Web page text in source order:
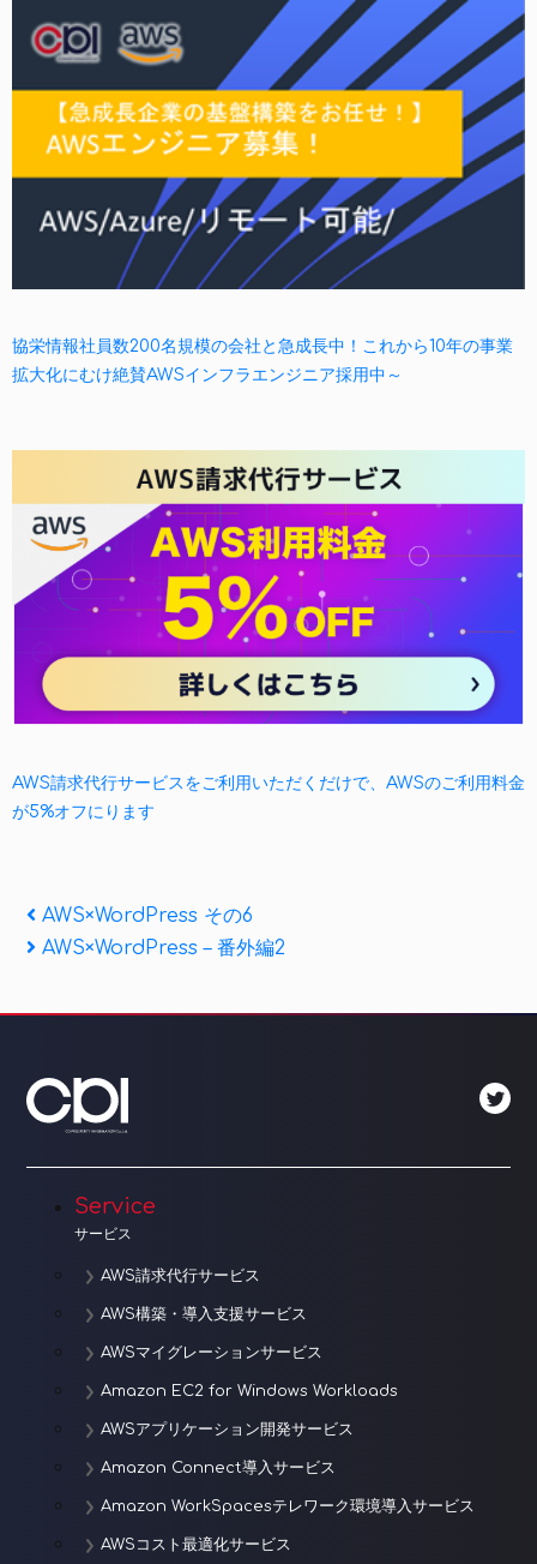
協栄情報社員数200名規模の会社と急成長中！これから10年の事業
拡大化にむけ絶賛AWSインフラエンジニア採用中～
AWS請求代行サービスをご利用いただくだけで、AWSのご利用料金
が5%オフにります
投
稿
ナ
ゲ
シ
ン
Previous
Post
AWS×WordPress その6
Next
AWS×WordPress – 番外編2
Service
サービス
AWS請求代行サービス
AWS構築・導入支援サービス
AWSマイグレーションサービス
Amazon EC2 for Windows Workloads
AWSアプリケーション開発サービス
Amazon Connect導入サービス
Amazon WorkSpacesテレワーク環境導入サービス
AWSコスト最適化サービス